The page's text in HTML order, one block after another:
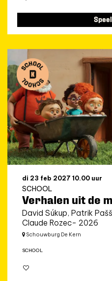
Verhalen uit de
David Súkup, Patrik
Claude Rozec- 2026
SCHOOL
di 23 feb 2027 10.00 uur
Schouwburg De Kern
SCHOOL